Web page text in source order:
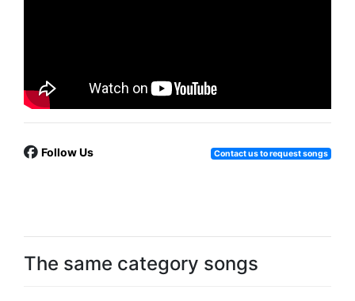
Follow Us Contact us to request songs
The same category songs